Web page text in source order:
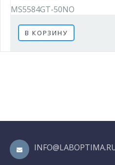
MS5584GT-50NO
В КОРЗИНУ